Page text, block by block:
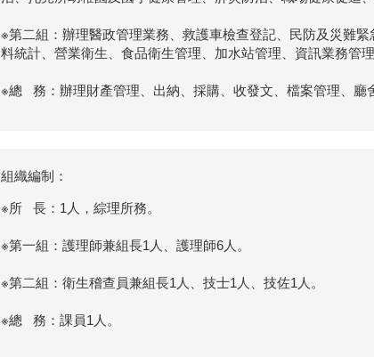
※第二組：辦理醫政管理業務、救護車檢查登記、民防及災難
料統計、營業衛生、食品衛生管理、加水站管理、資訊業務管理
※總 務：辦理財產管理、出納、採購、收發文、檔案管理、廳
組織編制：
※所 長：1人，綜理所務。
※第一組：護理師兼組長1人、護理師6人。
※第二組：衛生稽查員兼組長1人、技士1人、技佐1人。
※總 務：課員1人。